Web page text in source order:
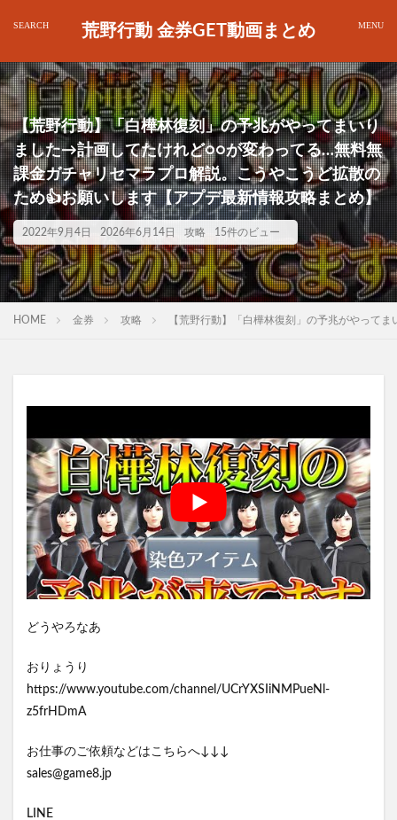
荒野行動 金券GET動画まとめ
【荒野行動】「白樺林復刻」の予兆がやってまいり
ました→計画してたけれど○○が変わってる…無料無
課金ガチャリセマラプロ解説。こうやこうど拡散の
ため👍お願いします【アプデ最新情報攻略まとめ】
2022年9月4日 2026年6月14日 攻略 15件のビュー
HOME 金券 攻略 【荒野行動】「白樺林復刻」の予兆がやって
どうやろなあ
おりょうり
https://www.youtube.com/channel/UCrYXSIiNMPueNl-
z5frHDmA
お仕事のご依頼などはこちらへ↓↓↓
sales@game8.jp
LINE